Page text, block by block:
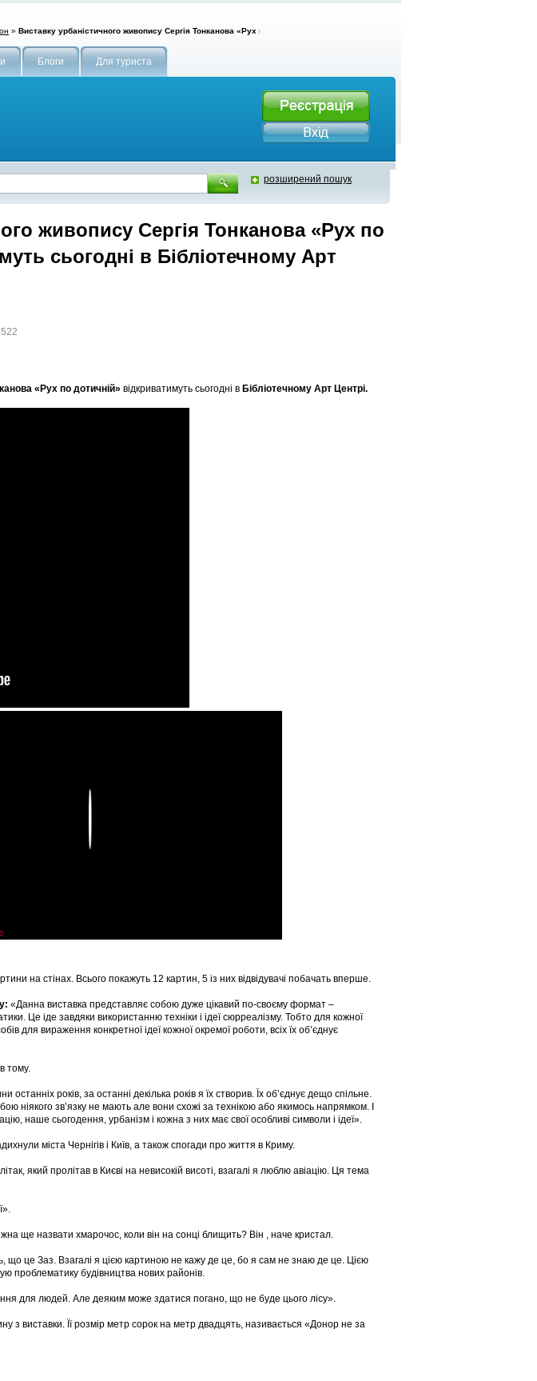
» Виставку урбаністичного живопису Сергія Тонканова «Рух по дотичній» відкриватимуть сьогодні в Бібліотечному Арт Центрі
Блоги Для туриста
розширений пошук
живопису Сергія Тонканова «Рух по
сьогодні в Бібліотечному Арт
«Рух по дотичній» відкриватимуть сьогодні в Бібліотечному Арт Центрі.
на стінах. Всього покажуть 12 картин, 5 із них відвідувачі побачать вперше.
«Данна виставка представляє собою дуже цікавий по-своєму формат –
Це іде завдяки використанню техніки і ідеї сюрреалізму. Тобто для кожної
для вираження конкретної ідеї кожної окремої роботи, всіх їх об’єднує
тому.
останніх років, за останні декілька років я їх створив. Їх об’єднує дещо спільне.
ніякого зв’язку не мають але вони схожі за технікою або якимось напрямком. І
наше сьогодення, урбанізм і кожна з них має свої особливі символи і ідеї».
міста Чернігів і Київ, а також спогади про життя в Криму.
який пролітав в Києві на невисокій висоті, взагалі я люблю авіацію. Ця тема
ще назвати хмарочос, коли він на сонці блищить? Він , наче кристал.
що це Заз. Взагалі я цією картиною не кажу де це, бо я сам не знаю де це. Цією
проблематику будівництва нових районів.
для людей. Але деяким може здатися погано, що не буде цього лісу».
з виставки. Її розмір метр сорок на метр двадцять, називається «Донор не за